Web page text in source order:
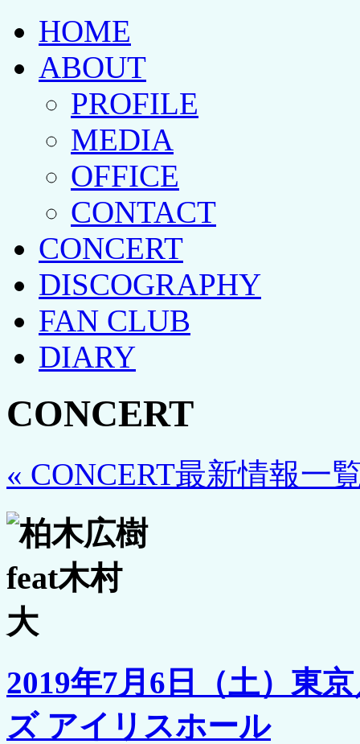
HOME
ABOUT
PROFILE
MEDIA
OFFICE
CONTACT
CONCERT
DISCOGRAPHY
FAN CLUB
DIARY
CONCERT
« CONCERT最新情報一
2019年7月6日（土）東
ズ アイリスホール